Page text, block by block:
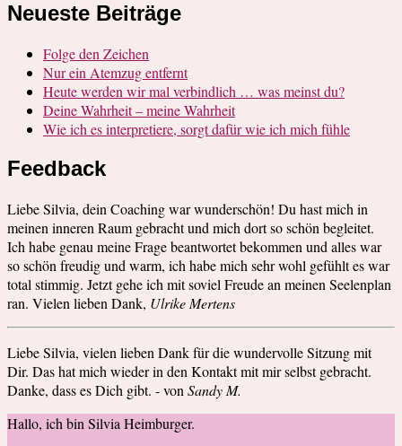
Neueste Beiträge
Folge den Zeichen
Nur ein Atemzug entfernt
Heute werden wir mal verbindlich … was meinst du?
Deine Wahrheit – meine Wahrheit
Wie ich es interpretiere, sorgt dafür wie ich mich fühle
Feedback
Liebe Silvia, dein Coaching war wunderschön! Du hast mich in
meinen inneren Raum gebracht und mich dort so schön begleitet.
Ich habe genau meine Frage beantwortet bekommen und alles war
so schön freudig und warm, ich habe mich sehr wohl gefühlt es war
total stimmig. Jetzt gehe ich mit soviel Freude an meinen Seelenplan
ran. Vielen lieben Dank, Ulrike Mertens
Liebe Silvia, vielen lieben Dank für die wundervolle Sitzung mit
Dir. Das hat mich wieder in den Kontakt mit mir selbst gebracht.
Danke, dass es Dich gibt. - von Sandy M.
Hallo, ich bin Silvia Heimburger.